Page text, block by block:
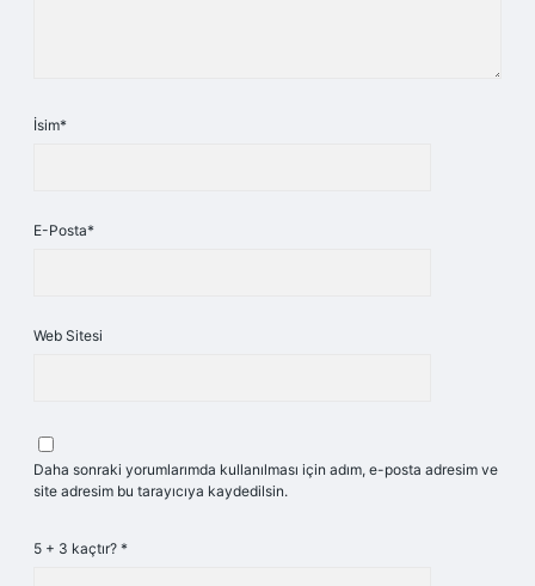
İsim*
E-Posta*
Web Sitesi
Daha sonraki yorumlarımda kullanılması için adım, e-posta adresim ve
site adresim bu tarayıcıya kaydedilsin.
5 + 3 kaçtır? *